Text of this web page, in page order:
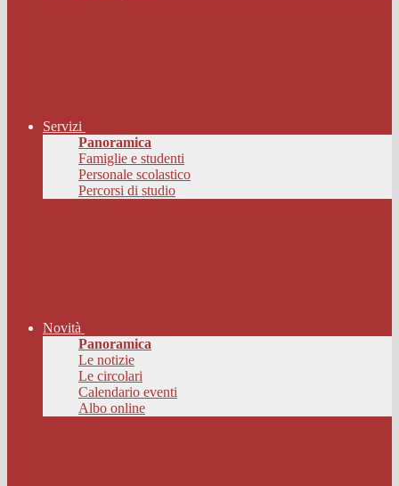
Servizi
Panoramica
Famiglie e studenti
Personale scolastico
Percorsi di studio
Novità
Panoramica
Le notizie
Le circolari
Calendario eventi
Albo online